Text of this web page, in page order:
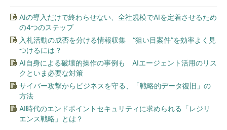
AIの導入だけで終わらせない、全社規模でAIを定着させるため
の4つのステップ
入札活動の成否を分ける情報収集 “狙い目案件”を効率よく見
つけるには？
AI自身による破壊的操作の事例も AIエージェント活用のリス
クといま必要な対策
サイバー攻撃からビジネスを守る、「戦略的データ復旧」の
方法
AI時代のエンドポイントセキュリティに求められる「レジリ
エンス戦略」とは？